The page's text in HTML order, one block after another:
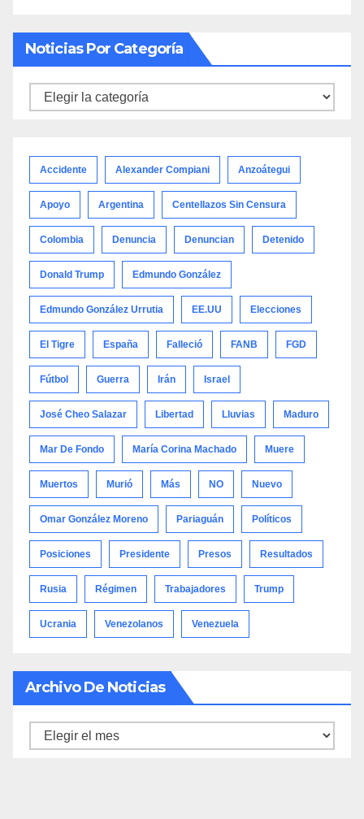
Noticias Por Categoría
Noticias
Accidente Alexander Compiani Anzoátegui
Apoyo Argentina Centellazos Sin Censura
Colombia Denuncia Denuncian Detenido
Donald Trump Edmundo González
Edmundo González Urrutia EE.UU Elecciones
El Tigre España Falleció FANB FGD
Fútbol Guerra Irán Israel
José Cheo Salazar Libertad Lluvias Maduro
Mar De Fondo María Corina Machado Muere
Muertos Murió Más NO Nuevo
Omar González Moreno Pariaguán Políticos
Posiciones Presidente Presos Resultados
Rusia Régimen Trabajadores Trump
Ucrania Venezolanos Venezuela
Archivo De Noticias
Archivo